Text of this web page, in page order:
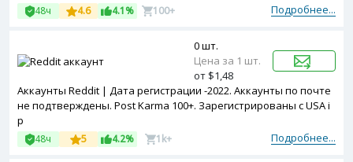
Подробнее...
48ч 4.6 4.1% 100+
Аккаунты Reddit | Дата регистрации -2022. Аккаунты по почте
не подтверждены. Post Karma 100+. Зарегистрированы с USA i
p
Подробнее...
48ч 5 4.2% 1k+
0 шт.
Цена за 1 шт.
от $1,48